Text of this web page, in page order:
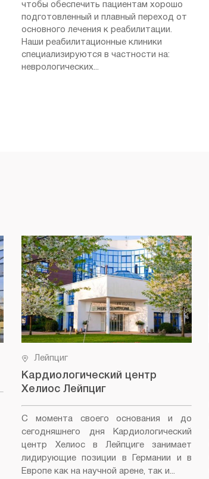
чтобы обеспечить пациентам хорошо
подготовленный и плавный переход от
основного лечения к реабилитации.
Наши реабилитационные клиники
специализируются в частности на:
неврологических...
Лейпциг
Кардиологический центр
Хелиос Лейпциг
С момента своего основания и до
сегодняшнего дня Кардиологический
центр Хелиос в Лейпциге занимает
лидирующие позиции в Германии и в
Европе как на научной арене, так и...